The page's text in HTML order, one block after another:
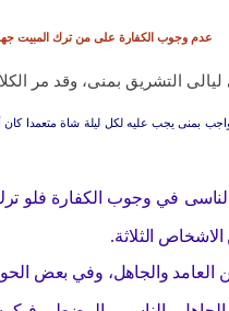
عدم وجوب الكفارة على من ترك المبيت جهلا أو
التشريق بمنى، وقد مر
بمنى يجب عليه لكل ليلة شاة متعمدا كان
في وجوب الكفارة فلو
الثلاثة.
والجاهل، وفي بعض